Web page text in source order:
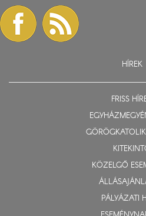
HÍREK
FRISS
KÖZELGŐ
PÁLYÁZATI